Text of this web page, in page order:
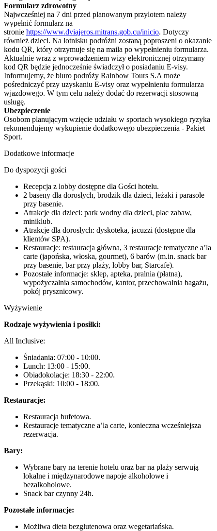
Formularz zdrowotny
Najwcześniej na 7 dni przed planowanym przylotem należy
wypełnić formularz na
stronie https://www.dviajeros.mitrans.gob.cu/inicio. Dotyczy
również dzieci. Na lotnisku podróżni zostaną poproszeni o okazanie
kodu QR, który otrzymuje się na maila po wypełnieniu formularza.
Aktualnie wraz z wprowadzeniem wizy elektronicznej otrzymany
kod QR będzie jednocześnie świadczył o posiadaniu E-visy.
Informujemy, że biuro podróży Rainbow Tours S.A może
pośredniczyć przy uzyskaniu E-visy oraz wypełnieniu formularza
wjazdowego. W tym celu należy dodać do rezerwacji stosowną
usługę.
Ubezpieczenie
Osobom planującym wzięcie udziału w sportach wysokiego ryzyka
rekomendujemy wykupienie dodatkowego ubezpieczenia - Pakiet
Sport.
Dodatkowe informacje
Do dyspozycji gości
Recepcja z lobby dostępne dla Gości hotelu.
2 baseny dla dorosłych, brodzik dla dzieci, leżaki i parasole
przy basenie.
Atrakcje dla dzieci: park wodny dla dzieci, plac zabaw,
miniklub.
Atrakcje dla dorosłych: dyskoteka, jacuzzi (dostępne dla
klientów SPA).
Restauracje: restauracja główna, 3 restauracje tematyczne a’la
carte (japońska, włoska, gourmet), 6 barów (m.in. snack bar
przy basenie, bar przy plaży, lobby bar, Starcafe).
Pozostałe informacje: sklep, apteka, pralnia (płatna),
wypożyczalnia samochodów, kantor, przechowalnia bagażu,
pokój prysznicowy.
Wyżywienie
Rodzaje wyżywienia i posiłki:
All Inclusive:
Śniadania: 07:00 - 10:00.
Lunch: 13:00 - 15:00.
Obiadokolacje: 18:30 - 22:00.
Przekąski: 10:00 - 18:00.
Restauracje:
Restauracja bufetowa.
Restauracje tematyczne a’la carte, konieczna wcześniejsza
rezerwacja.
Bary:
Wybrane bary na terenie hotelu oraz bar na plaży serwują
lokalne i międzynarodowe napoje alkoholowe i
bezalkoholowe.
Snack bar czynny 24h.
Pozostałe informacje:
Możliwa dieta bezglutenowa oraz wegetariańska.